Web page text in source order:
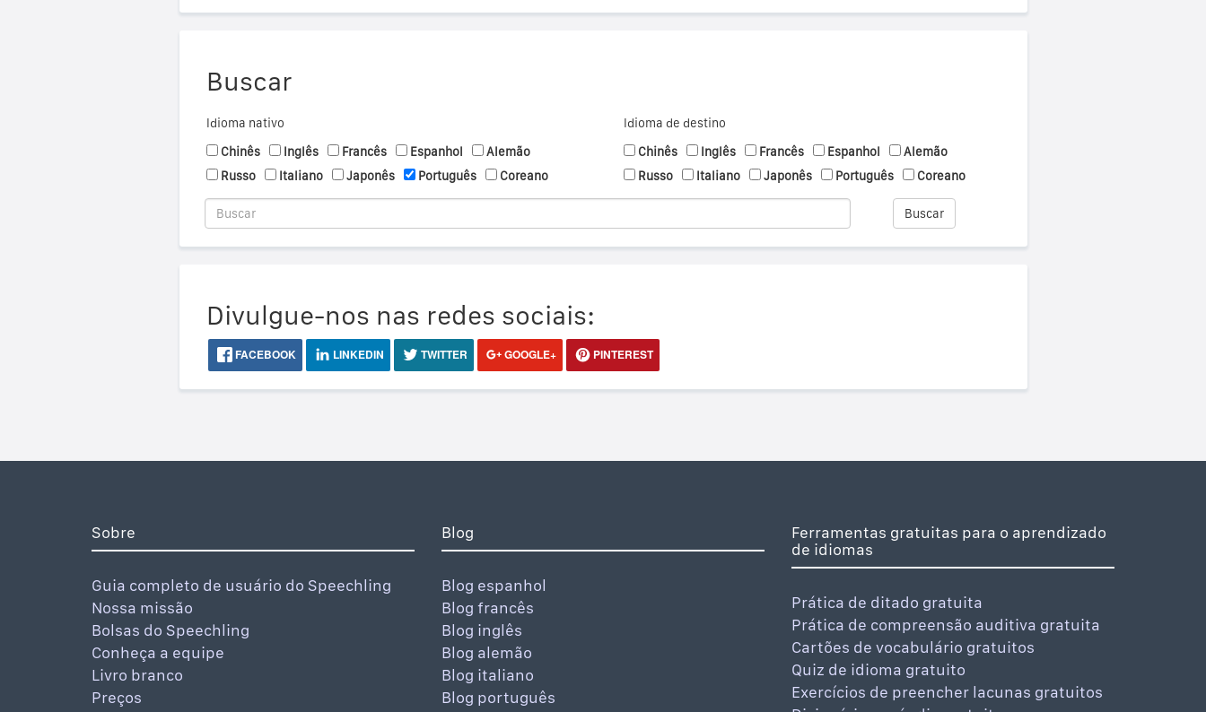
Buscar
Idioma nativo
Chinês
Inglês Francês Espanhol
Alemão
Russo
Italiano Japonês Português Coreano
Idioma de destino
Chinês
Inglês Francês Espanhol
Alemão
Russo
Italiano Japonês Português Coreano
Buscar
Divulgue-nos nas redes sociais:
FACEBOOK LINKEDIN TWITTER GOOGLE+ PINTEREST
Sobre
Guia completo de usuário do Speechling
Nossa missão
Bolsas do Speechling
Conheça a equipe
Livro branco
Preços
Blog
Blog espanhol
Blog francês
Blog inglês
Blog alemão
Blog italiano
Blog português
Ferramentas gratuitas para o aprendizado
de idiomas
Prática de ditado gratuita
Prática de compreensão auditiva gratuita
Cartões de vocabulário gratuitos
Quiz de idioma gratuito
Exercícios de preencher lacunas gratuitos